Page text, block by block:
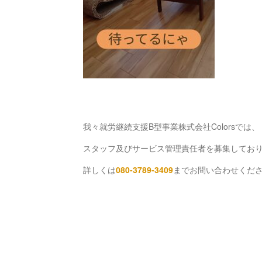
我々就労継続支援B型事業株式会社Colorsでは、
スタッフ及びサービス管理責任者を募集しており
詳しくは080-3789-3409⁡⁡までお問い合わせくださ